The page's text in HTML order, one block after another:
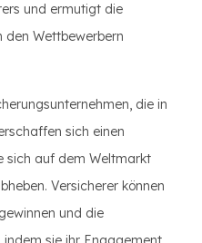
und ermutigt die
den Wettbewerbern
die in
sich einen
sich auf dem Weltmarkt
Versicherer können
und die